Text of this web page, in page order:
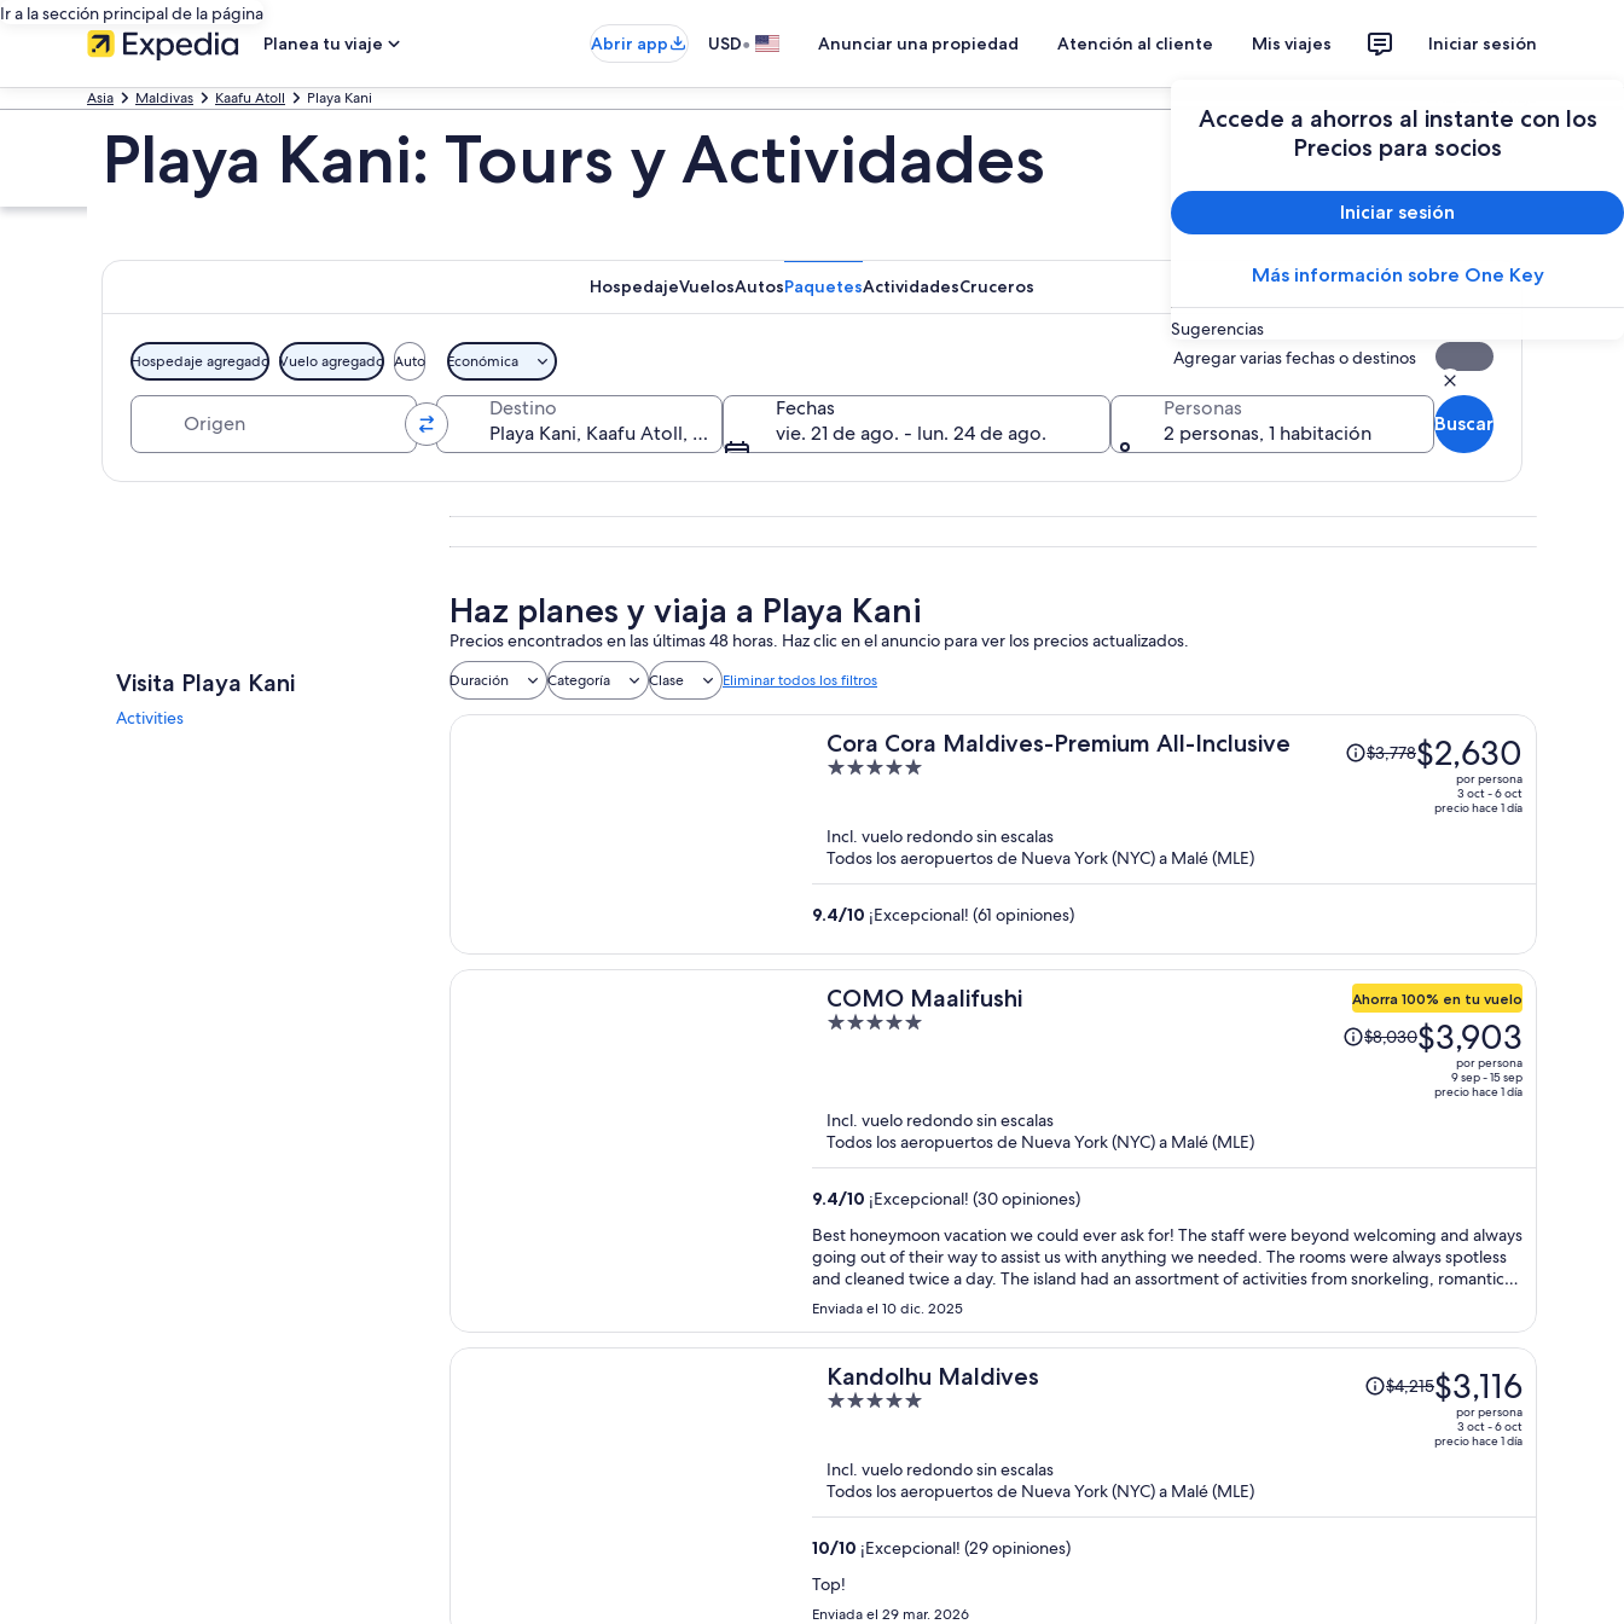
Ir a la sección principal de la página
Planea tu viaje
Abrir app USD• Anunciar una propiedad Atención al cliente Mis viajes Iniciar sesión
Accede a ahorros al instante con los
Precios para socios
Iniciar sesión
Más información sobre One Key
Sugerencias
Asia Maldivas Kaafu Atoll Playa Kani
Playa Kani: Tours y Actividades
HospedajeVuelosAutosPaquetesActividadesCruceros
Hospedaje agregado Vuelo agregado Auto Económica Agregar varias fechas o destinos
Destino
Fechas
vie. 21 de ago. - lun. 24 de ago.
Personas
2 personas, 1 habitación
Buscar
Visita Playa Kani
Activities
Haz planes y viaja a Playa Kani
Precios encontrados en las últimas 48 horas. Haz clic en el anuncio para ver los precios actualizados.
Duración Categoría Clase Eliminar todos los filtros
Cora Cora Maldives-Premium All-Inclusive
5
5
El
precio
ahora
$2,630
por
persona
$3,778$2,630
por persona
3 oct - 6 oct
precio hace 1 día
Incl. vuelo redondo sin escalas
Todos los aeropuertos de Nueva York (NYC) a Malé (MLE)
9.4/10 ¡Excepcional! (61 opiniones)
COMO Maalifushi
5
Ahorra 100% en tu vuelo
El
precio
ahora
de
$3,903
por
$8,030$3,903
por persona
9 sep - 15 sep
precio hace 1 día
Incl. vuelo redondo sin escalas
Todos los aeropuertos de Nueva York (NYC) a Malé (MLE)
9.4/10 ¡Excepcional! (30 opiniones)
Best honeymoon vacation we could ever ask for! The staff were beyond welcoming and always
going out of their way to assist us with anything we needed. The rooms were always spotless
and cleaned twice a day. The island had an assortment of activities from snorkeling, romantic
cruises, island exploration, floating breakfasts, spas/massages, and even a 24/7 gym. If you’re
planning on going back for our future anniversaries.
Enviada el 10 dic. 2025
Kandolhu Maldives
5
5
El
precio
ahora
$4,215$3,116
por persona
3 oct - 6 oct
precio hace 1 día
Incl. vuelo redondo sin escalas
Todos los aeropuertos de Nueva York (NYC) a Malé (MLE)
10/10 ¡Excepcional! (29 opiniones)
Top!
Enviada el 29 mar. 2026